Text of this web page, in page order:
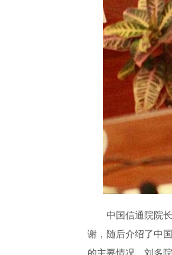
中国信通院院
谢，随后介绍了中
的主要情况。刘多